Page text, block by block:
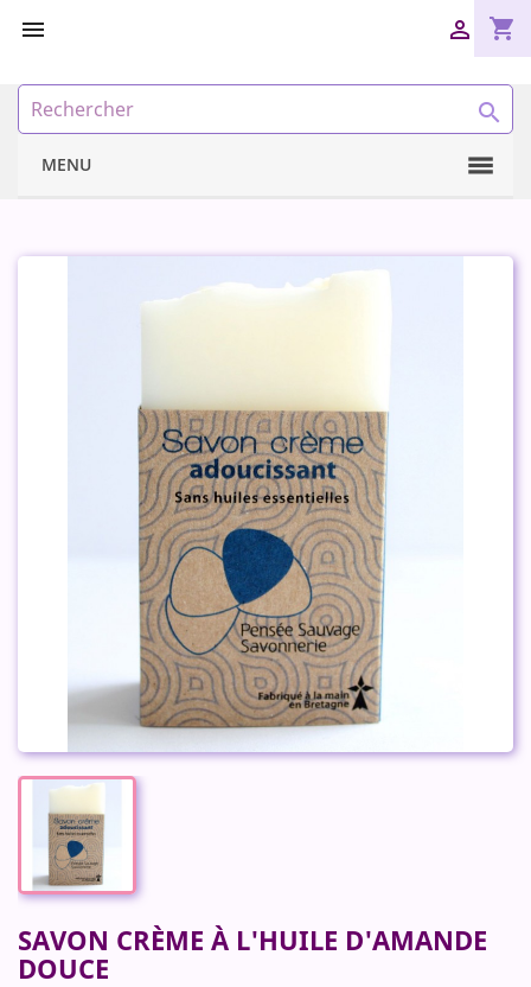
 shopping_cart


MENU
SAVON CRÈME À L'HUILE D'AMANDE
DOUCE